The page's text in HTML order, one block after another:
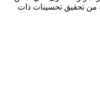
من تحقيق تحسينات ذات